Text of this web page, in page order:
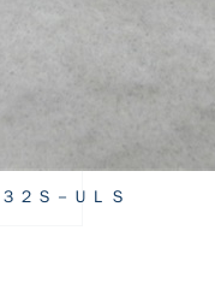
２Ｓ－ＵＬＳ